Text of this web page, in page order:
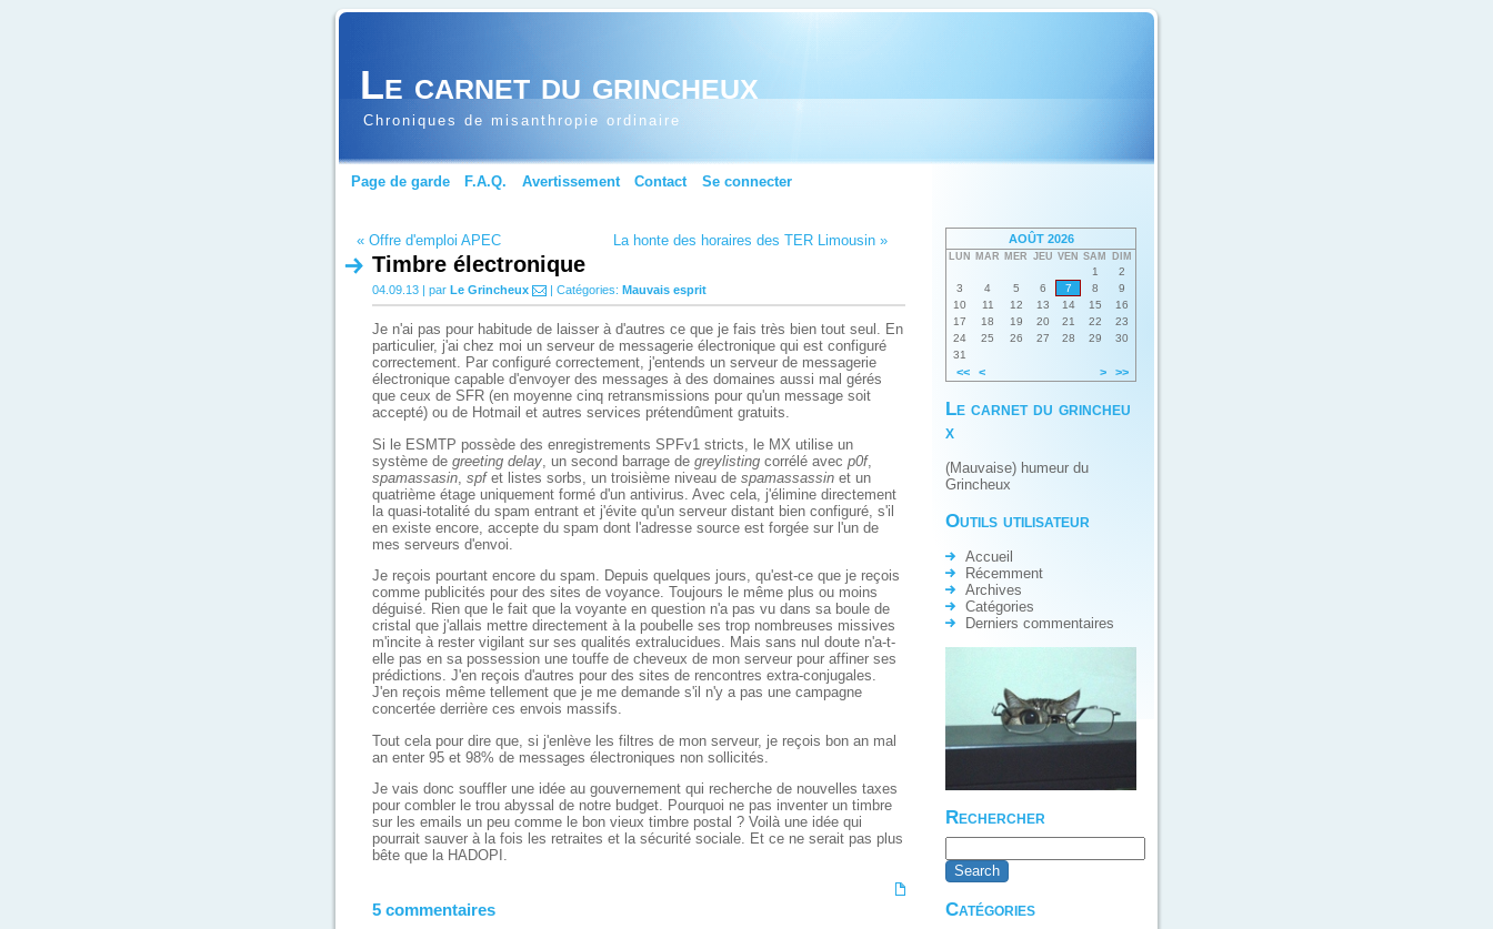
Le carnet du grincheux
Chroniques de misanthropie ordinaire
Page de garde F.A.Q. Avertissement Contact Se connecter
« Offre d'emploi APEC La honte des horaires des TER Limousin »
Timbre électronique
04.09.13 | par Le Grincheux | Catégories: Mauvais esprit
Je n'ai pas pour habitude de laisser à d'autres ce que je fais très bien tout seul. En
particulier, j'ai chez moi un serveur de messagerie électronique qui est configuré
correctement. Par configuré correctement, j'entends un serveur de messagerie
électronique capable d'envoyer des messages à des domaines aussi mal gérés
que ceux de SFR (en moyenne cinq retransmissions pour qu'un message soit
accepté) ou de Hotmail et autres services prétendûment gratuits.
Si le ESMTP possède des enregistrements SPFv1 stricts, le MX utilise un
système de greeting delay , un second barrage de greylisting corrélé avec p0f,
spamassasin spfet listes sorbs, un troisième niveau de spamassassin et un
quatrième étage uniquement formé d'un antivirus. Avec cela, j'élimine directement
la quasi-totalité du spam entrant et j'évite qu'un serveur distant bien configuré, s'il
en existe encore, accepte du spam dont l'adresse source est forgée sur l'un de
mes serveurs d'envoi.
Je reçois pourtant encore du spam. Depuis quelques jours, qu'est-ce que je reçois
comme publicités pour des sites de voyance. Toujours le même plus ou moins
déguisé. Rien que le fait que la voyante en question n'a pas vu dans sa boule de
cristal que j'allais mettre directement à la poubelle ses trop nombreuses missives
m'incite à rester vigilant sur ses qualités extralucidues. Mais sans nul doute n'a-t-
elle pas en sa possession une touffe de cheveux de mon serveur pour affiner ses
prédictions. J'en reçois d'autres pour des sites de rencontres extra-conjugales.
J'en reçois même tellement que je me demande s'il n'y a pas une campagne
concertée derrière ces envois massifs.
Tout cela pour dire que, si j'enlève les filtres de mon serveur, je reçois bon an mal
an enter 95 et 98% de messages électroniques non sollicités.
Je vais donc souffler une idée au gouvernement qui recherche de nouvelles taxes
pour combler le trou abyssal de notre budget. Pourquoi ne pas inventer un timbre
sur les emails un peu comme le bon vieux timbre postal ? Voilà une idée qui
pourrait sauver à la fois les retraites et la sécurité sociale. Et ce ne serait pas plus
bête que la HADOPI.
5 commentaires
AOÛT 2026
LUN MAR MER JEU VEN SAM DIM
1
2
3
4 5 6 7 8
9
10
11 12 13 14 15
16
17
18 19 20 21 22
23
24
25 26 27 28 29
30
31
<< < > >>
Le carnet du grincheu
x
(Mauvaise) humeur du
Grincheux
Outils utilisateur
Accueil
Récemment
Archives
Catégories
Derniers commentaires
Rechercher
Catégories